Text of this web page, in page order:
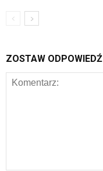
ZOSTAW ODPOWIEDŹ